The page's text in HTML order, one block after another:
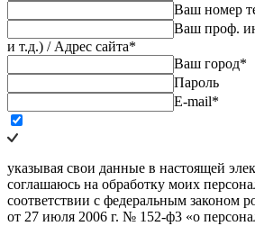
Ваш номер
Ваш проф.
и т.д.) / Адрес сайта*
Ваш город*
Пароль
E-mail*
указывая свои данные в настоящей
соглашаюсь на обработку моих
соответствии с федеральным законом
от 27 июля 2006 г. № 152-ф3 «о